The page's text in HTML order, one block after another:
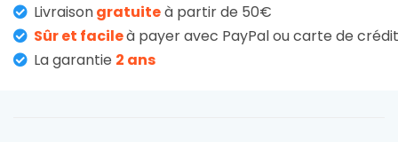
Livraisongratuiteà partir de 50€
Sûr et facileà payer avec PayPal ou carte de crédit
La garantie 2 ans